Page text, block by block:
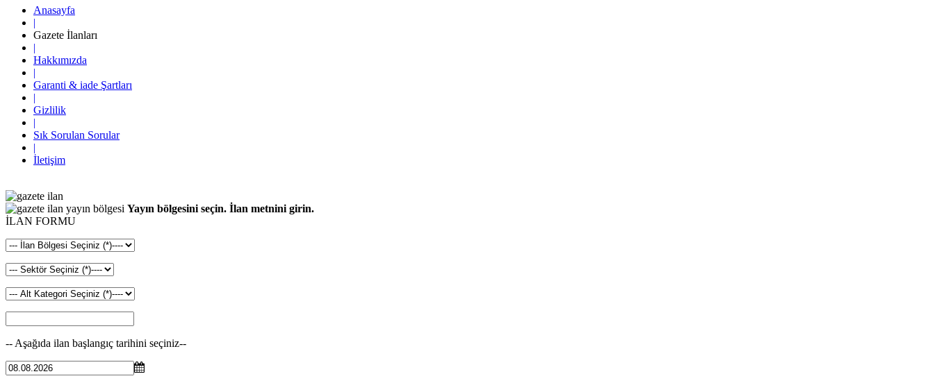
Anasayfa
|
Gazete İlanları
|
Hakkımızda
|
Garanti & iade Şartları
|
Gizlilik
|
Sık Sorulan Sorular
|
İletişim
Yayın bölgesini seçin. İlan metnini girin.
İLAN FORMU
-- Aşağıda ilan başlangıç tarihini seçiniz--